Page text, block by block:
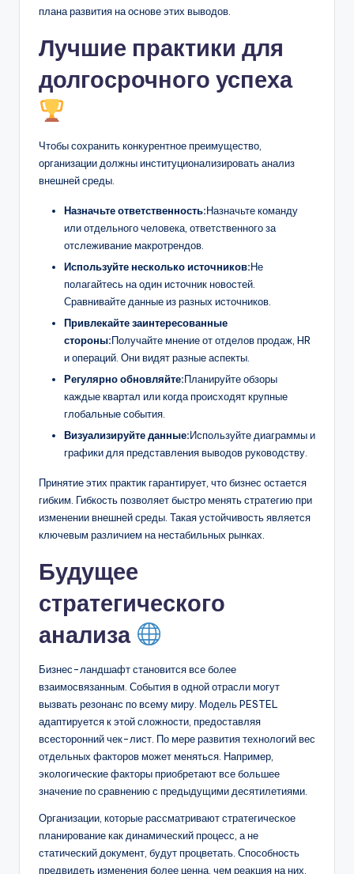
плана развития на основе этих выводов.
Лучшие практики для
долгосрочного успеха
Чтобы сохранить конкурентное преимущество,
организации должны институционализировать анализ
внешней среды.
Назначьте ответственность:Назначьте команду
или отдельного человека, ответственного за
отслеживание макротрендов.
Используйте несколько источников:Не
полагайтесь на один источник новостей.
Сравнивайте данные из разных источников.
Привлекайте заинтересованные
стороны:Получайте мнение от отделов продаж, HR
и операций. Они видят разные аспекты.
Регулярно обновляйте:Планируйте обзоры
каждые квартал или когда происходят крупные
глобальные события.
Визуализируйте данные:Используйте диаграммы и
графики для представления выводов руководству.
Принятие этих практик гарантирует, что бизнес остается
гибким. Гибкость позволяет быстро менять стратегию при
изменении внешней среды. Такая устойчивость является
ключевым различием на нестабильных рынках.
Будущее
стратегического
анализа
Бизнес-ландшафт становится все более
взаимосвязанным. События в одной отрасли могут
вызвать резонанс по всему миру. Модель PESTEL
адаптируется к этой сложности, предоставляя
всесторонний чек-лист. По мере развития технологий вес
отдельных факторов может меняться. Например,
экологические факторы приобретают все большее
значение по сравнению с предыдущими десятилетиями.
Организации, которые рассматривают стратегическое
планирование как динамический процесс, а не
статический документ, будут процветать. Способность
предвидеть изменения более ценна, чем реакция на них.